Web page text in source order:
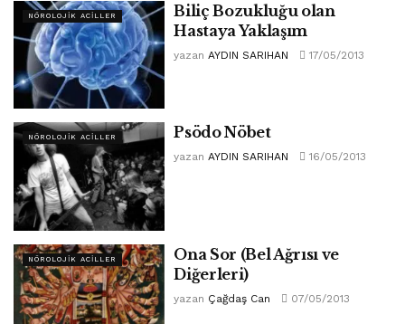
NÖROLOJIK ACILLER
Biliç Bozukluğu olan
Hastaya Yaklaşım
yazan AYDIN SARIHAN 17/05/2013
NÖROLOJIK ACILLER Psödo Nöbet
yazan AYDIN SARIHAN 16/05/2013
NÖROLOJIK ACILLER
Ona Sor (Bel Ağrısı ve
Diğerleri)
yazan Çağdaş Can 07/05/2013